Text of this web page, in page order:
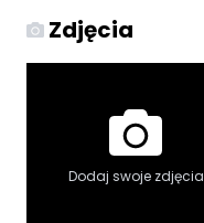
Zdjęcia
Dodaj swoje zdjęcia